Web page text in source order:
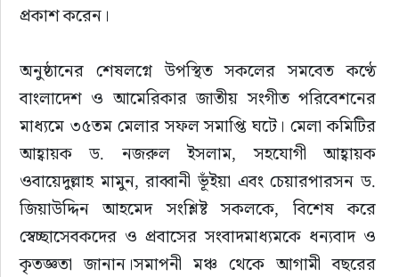
প্রকাশ করেন।
অনুষ্ঠানের শেষলগ্নে উপস্থিত সকলের সমবেত কণ্ঠে
বাংলাদেশ ও আমেরিকার জাতীয় সংগীত পরিবেশনের
মাধ্যমে ৩৫তম মেলার সফল সমাপ্তি ঘটে। মেলা কমিটির
আহ্বায়ক ড. নজরুল ইসলাম, সহযোগী আহ্বায়ক
ওবায়েদুল্লাহ মামুন, রাব্বানী ভূঁইয়া এবং চেয়ারপারসন ড.
জিয়াউদ্দিন আহমেদ সংশ্লিষ্ট সকলকে, বিশেষ করে
স্বেচ্ছাসেবকদের ও প্রবাসের সংবাদমাধ্যমকে ধন্যবাদ ও
কৃতজ্ঞতা জানান।সমাপনী মঞ্চ থেকে আগামী বছরের